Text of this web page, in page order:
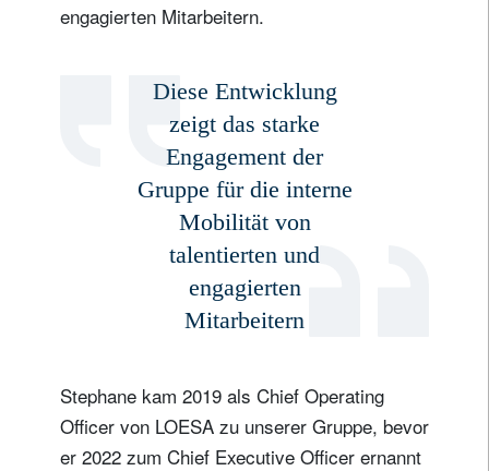
engagierten Mitarbeitern.
Diese Entwicklung
zeigt das starke
Engagement der
Gruppe für die interne
Mobilität von
talentierten und
engagierten
Mitarbeitern
Stephane kam 2019 als Chief Operating
Officer von LOESA zu unserer Gruppe, bevor
er 2022 zum Chief Executive Officer ernannt